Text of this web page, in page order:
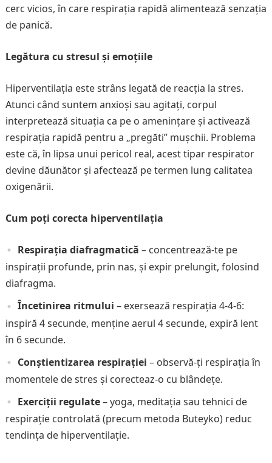
cerc vicios, în care respirația rapidă alimentează senzația
de panică.
Legătura cu stresul și emoțiile
Hiperventilația este strâns legată de reacția la stres.
Atunci când suntem anxioși sau agitați, corpul
interpretează situația ca pe o amenințare și activează
respirația rapidă pentru a „pregăti” mușchii. Problema
este că, în lipsa unui pericol real, acest tipar respirator
devine dăunător și afectează pe termen lung calitatea
oxigenării.
Cum poți corecta hiperventilația
Respirația diafragmatică – concentrează-te pe
inspirații profunde, prin nas, și expir prelungit, folosind
diafragma.
Încetinirea ritmului – exersează respirația 4-4-6:
inspiră 4 secunde, menține aerul 4 secunde, expiră lent
în 6 secunde.
Conștientizarea respirației – observă-ți respirația în
momentele de stres și corecteaz-o cu blândețe.
Exerciții regulate– yoga, meditația sau tehnici de
respirație controlată (precum metoda Buteyko) reduc
tendința de hiperventilație.